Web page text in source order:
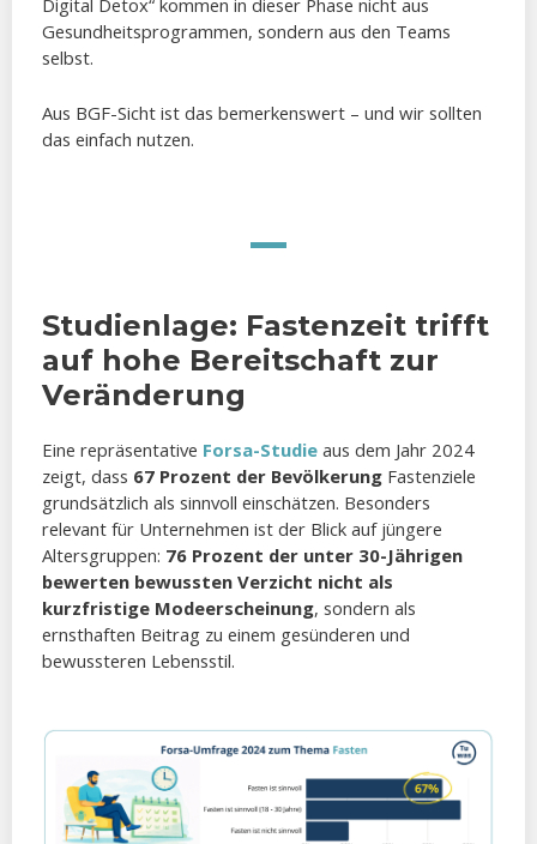
Gesundheitsprogrammen, sondern aus den Teams
selbst.
Aus BGF-Sicht ist das bemerkenswert – und wir sollten
das einfach nutzen.
Studienlage: Fastenzeit trifft
auf hohe Bereitschaft zur
Veränderung
Eine repräsentative Forsa-Studie aus dem Jahr 2024
zeigt, dass 67 Prozent der Bevölkerung Fastenziele
grundsätzlich als sinnvoll einschätzen. Besonders
relevant für Unternehmen ist der Blick auf jüngere
Altersgruppen: 76 Prozent der unter 30-Jährigen
bewerten bewussten Verzicht nicht als
kurzfristige Modeerscheinung, sondern als
ernsthaften Beitrag zu einem gesünderen und
bewussteren Lebensstil.